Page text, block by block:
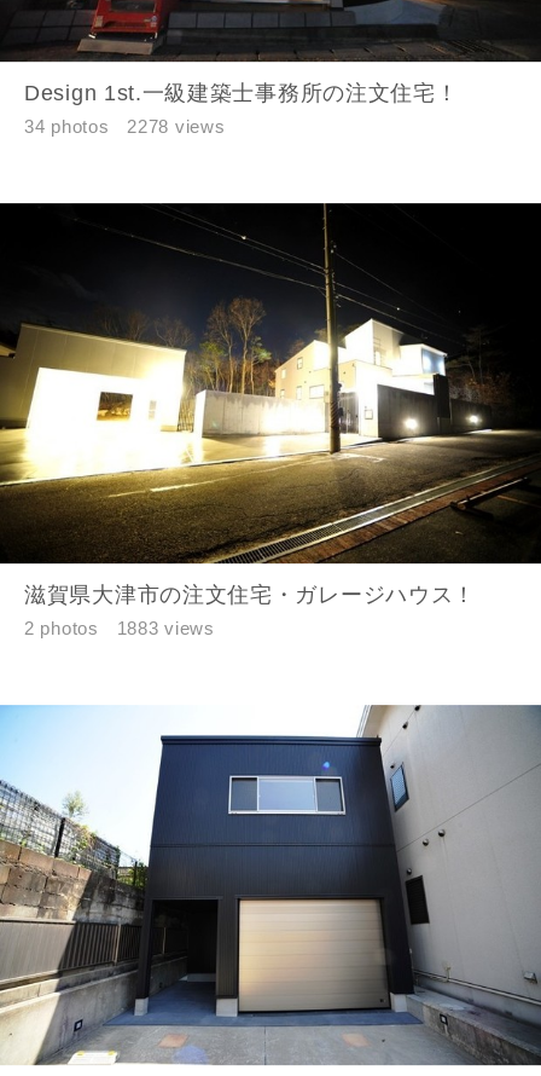
Design 1st.一級建築士事務所の注文住宅！
34 photos 2278 views
滋賀県大津市の注文住宅・ガレージハウス！
2 photos 1883 views
当社は，当社の
に則って，いただい
た情報を利用します。
た専門家へ提供すること、または当社サービスのご案内のた
めに利用します。
律上の請求原因の如何を問わず賠償の責任を負わないものと
します。
当社は、お客様が本サービスを利用することにより第三者と
の間で生じた紛争等について一切責任を負わないものとしま
入力内容を送信する
キャンセル